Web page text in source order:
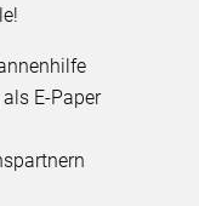
E-Paper